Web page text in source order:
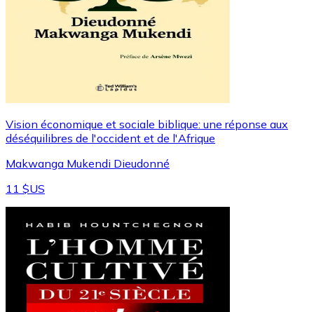
Vision économique et sociale biblique: une réponse aux
déséquilibres de l'occident et de l'Afrique
Makwanga Mukendi Dieudonné
11 $US